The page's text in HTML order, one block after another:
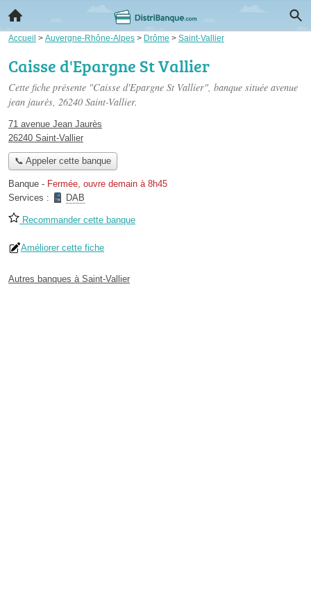
Accueil > Auvergne-Rhône-Alpes > Drôme > Saint-Vallier
Caisse d'Epargne St Vallier
Cette fiche présente "Caisse d'Epargne St Vallier", banque située avenue
jean jaurès, 26240 Saint-Vallier.
71 avenue Jean Jaurès
26240 Saint-Vallier
📞 Appeler cette banque
Banque - Fermée, ouvre demain à 8h45
Services :
DAB
Recommander cette banque
Améliorer cette fiche
Autres banques à Saint-Vallier